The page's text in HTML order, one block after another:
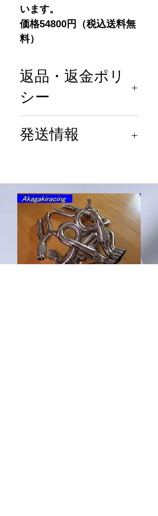
います。
価格54800円（税込送料無
料）
返品・返金ポリ
シー
払って管理＆検査しており
たら返品対応します。取付
等の作業に関わる費用等は
弊社では負担できませんの
でご了承ください。
発送情報